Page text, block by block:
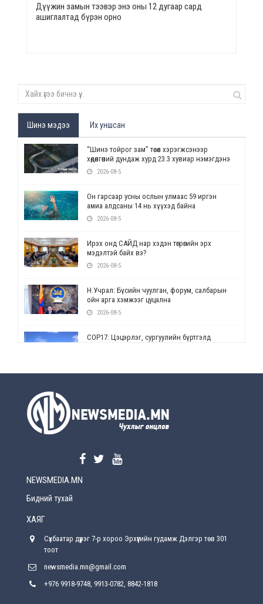
Дүүжин замын тээвэр энэ оны 12 дугаар сард
ашиглалтад бүрэн орно
Шинэ мэдээ Их уншсан
“Шинэ тойрог зам” төсөл хэрэгжсэнээр
хөдөлгөөний дундаж хурд 23.3 хувиар нэмэгдэнэ
2026-08-5
Он гарсаар усны ослын улмаас 59 иргэн
амиа алдсаны 14 нь хүүхэд байна
2026-08-5
Ирэх онд САЙД нар хэдэн төгрөгийн эрх
мэдэлтэй байх вэ?
2026-08-5
Н.Учрал: Бүсийн чуулган, форум, салбарын
ойн арга хэмжээг цуцална
2026-08-5
СОР17: Цэцэрлэг, сургуулийн бүртгэлд
2026-08-5
2026-08-5
хүрсэн өгөөжөөрөө ажлаа үнэлж, хэрэгжилтээ
Улсын онцгой комисс өвөлжилтийн бэлтгэл,
NEWSMEDIA.MN
Бидний тухай
ХАЯГ
Сүхбаатар дүүрэг 7-р хороо Эрхүүгийн гудамж Дэлгэр төв 301
тоот
newsmedia.mn@gmail.com
+976 9918-9748, 9913-0782, 8842-1818